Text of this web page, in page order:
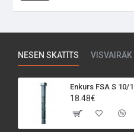
NESEN SKATĪTS VISVAIRĀK
18.48€